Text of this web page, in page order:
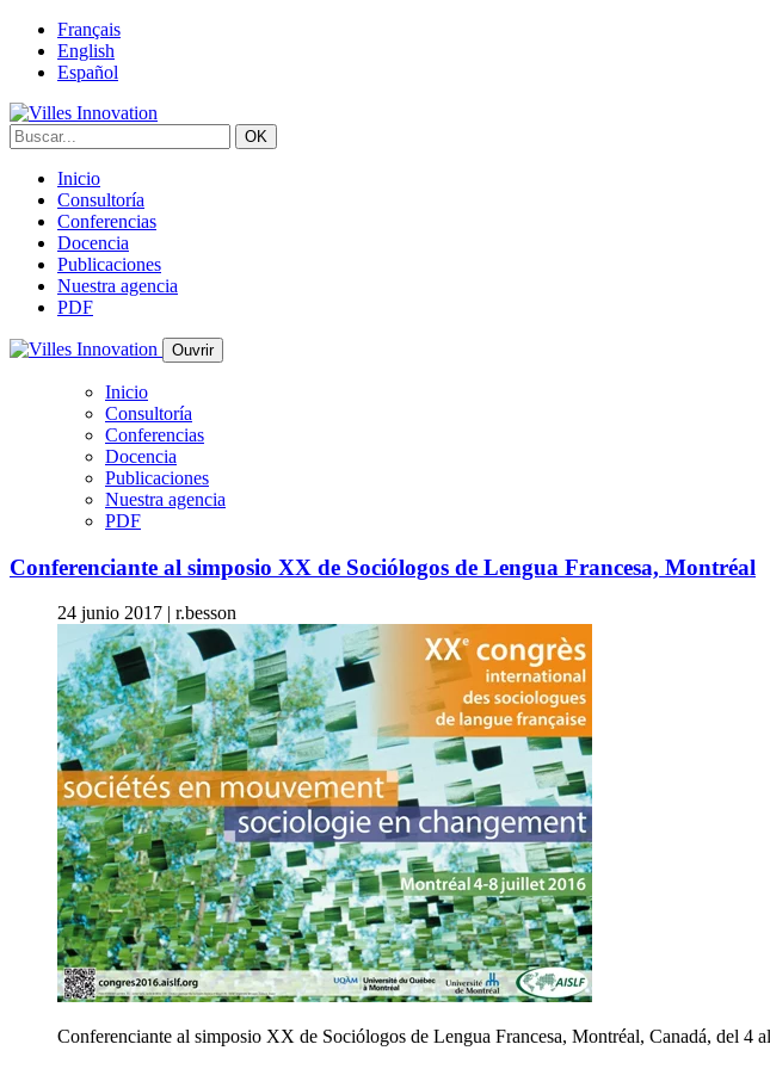
Français
English
Español
Inicio
Consultoría
Conferencias
Docencia
Publicaciones
Nuestra agencia
PDF
Ouvrir
Inicio
Consultoría
Conferencias
Docencia
Publicaciones
Nuestra agencia
PDF
Conferenciante al simposio XX de Sociólogos de Lengua Francesa, Montréal
24 junio 2017 | r.besson
Conferenciante al simposio XX de Sociólogos de Lengua Francesa, Montréal, Canadá, del 4